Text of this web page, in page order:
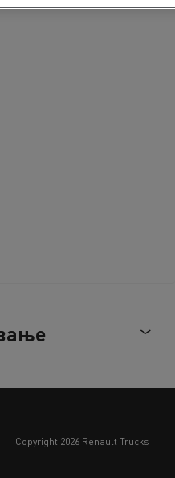
copyright 2026 Renault Trucks